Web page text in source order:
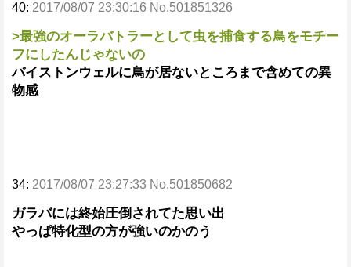
40: 2017/08/07 23:30:16 No.501851326
>最強のオーラバトラーとして虫を捕食する鳥をモチー
フにしたんじゃないの
バイストンウェルに鳥が居ないところまで含めての異
物感
34: 2017/08/07 23:27:33 No.501850682
ガラバには終始圧倒されてた思い出
やっぱ特化型の方が強いのかのう